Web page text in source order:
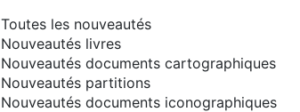
Toutes les nouveautés
Nouveautés livres
Nouveautés documents cartographiques
Nouveautés partitions
Nouveautés documents iconographiques